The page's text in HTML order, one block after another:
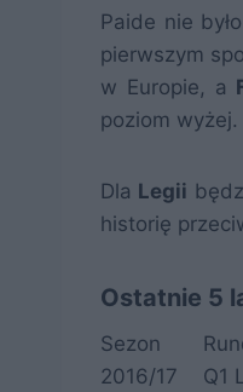
Paide nie
pierwszym
w Europie, a
poziom wyżej.
Dla Legii
historię
Ostatnie 5
Sezon
2016/17
Q1